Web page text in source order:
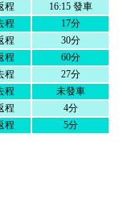
程
16:15 發車
程
17分
程
30分
程
60分
程
27分
程
未發車
程
4分
程 5分